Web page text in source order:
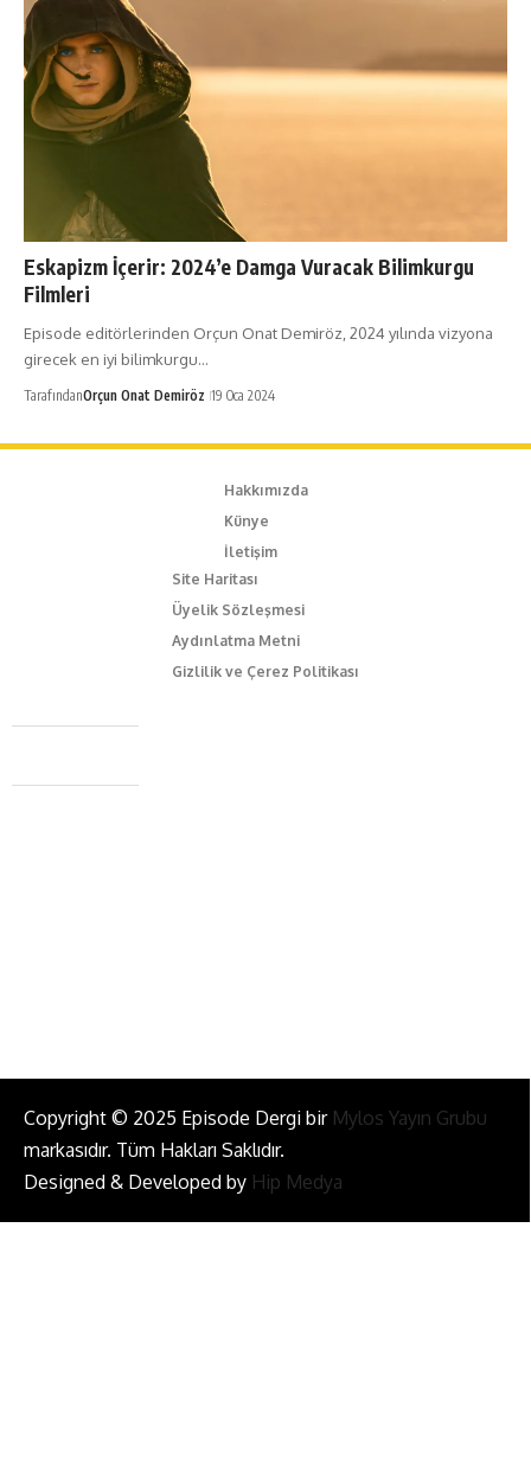
Eskapizm İçerir: 2024’e Damga Vuracak Bilimkurgu
Filmleri
Episode editörlerinden Orçun Onat Demiröz, 2024 yılında vizyona
girecek en iyi bilimkurgu…
TarafındanOrçun Onat Demiröz 19 Oca 2024
Hakkımızda
Künye
İletişim
Site Haritası
Üyelik Sözleşmesi
Aydınlatma Metni
Gizlilik ve Çerez Politikası
Caferağa Mah. Dr. Şakir Paşa Sok. No3/A Kadıköy İstanbul
+90 543 345 46 00
Copyright © 2025 Episode Dergi bir Mylos Yayın Grubu
markasıdır. Tüm Hakları Saklıdır.
Designed & Developed by Hip Medya